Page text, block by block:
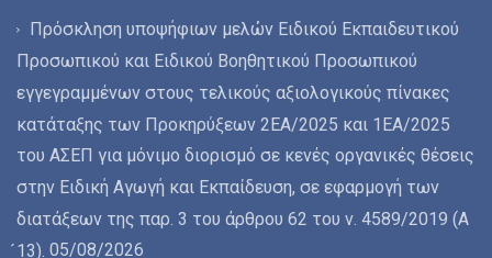
Πρόσκληση υποψήφιων μελών Ειδικού Εκπαιδευτικού
Προσωπικού και Ειδικού Βοηθητικού Προσωπικού
εγγεγραμμένων στους τελικούς αξιολογικούς πίνακες
κατάταξης των Προκηρύξεων 2ΕΑ/2025 και 1ΕΑ/2025
του ΑΣΕΠ για μόνιμο διορισμό σε κενές οργανικές θέσεις
στην Ειδική Αγωγή και Εκπαίδευση, σε εφαρμογή των
διατάξεων της παρ. 3 του άρθρου 62 του ν. 4589/2019 (Α
́13). 05/08/2026